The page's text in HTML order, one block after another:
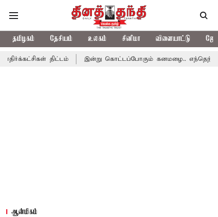
தமிழகம் தேசியம் உலகம் சினிமா விளையாட்டு
திட்டம் இன்று கொட்டப்போகும் கனமழை.. எந்தெந்த மாவட்டங்களில்
ஆன்மிகம்